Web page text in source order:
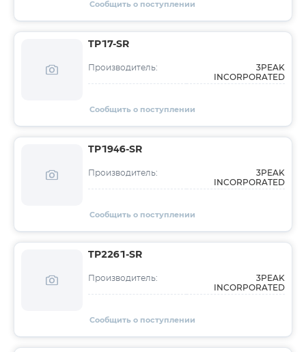
Сообщить о поступлении
TP17-SR
Производитель:
3PEAK
INCORPORATED
Сообщить о поступлении
TP1946-SR
Производитель:
3PEAK
INCORPORATED
Сообщить о поступлении
TP2261-SR
Производитель:
3PEAK
INCORPORATED
Сообщить о поступлении